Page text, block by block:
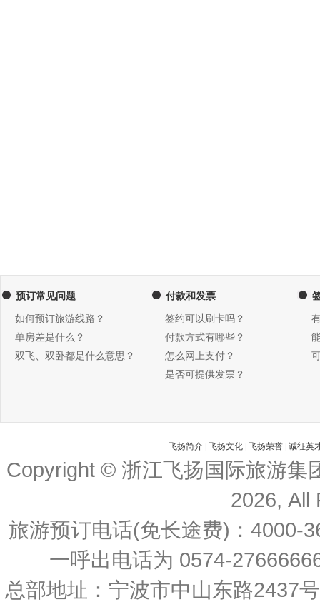
预订常见问题
如何预订旅游线路？
单房差是什么？
双飞、双卧都是什么意思？
付款和发票
签约可以刷卡吗？
付款方式有哪些？
怎么网上支付？
是否可提供发票？
飞扬简介 飞扬文化 飞扬荣誉 诚征英
Copyright © 浙江飞扬国际旅游集
2026, All
旅游预订电话(免长途费)：4000-
一呼出电话为 0574-
总部地址：宁波市中山东路2437